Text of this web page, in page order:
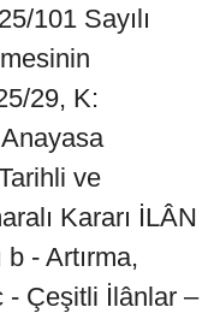
101 Sayılı
29, K:
Anayasa
ve
Kararı İLÂN
- Artırma,
- Çeşitli İlânlar –